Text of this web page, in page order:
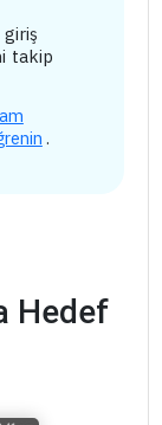
takip
.
Hedef